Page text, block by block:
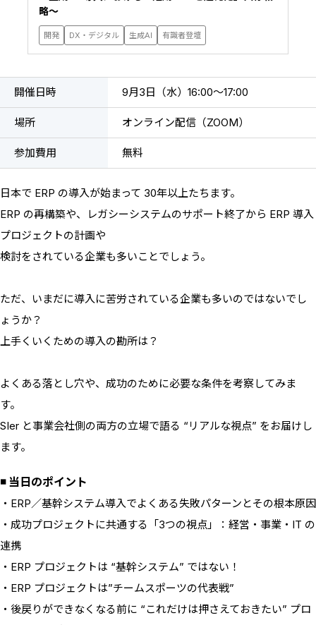
略〜
開発 DX・デジタル 生成AI 有識者登壇
開催日時 9月3日（水）16:00〜17:00
場所 オンライン配信（ZOOM）
参加費用 無料
日本で ERP の導入が始まって 30年以上たちます。
ERP の再構築や、レガシーシステムのサポート終了から ERP 導入
プロジェクトの計画や
検討をされている企業も多いことでしょう。
ただ、いまだに導入に苦労されている企業も多いのではないでし
ょうか？
上手くいくための導入の勘所は？
よくある落とし穴や、成功のために必要な条件を考察してみま
す。
SIer と事業会社側の両方の立場で語る “リアルな視点” をお届けし
ます。
◾️ 当日のポイント
・ERP／基幹システム導入でよくある失敗パターンとその根本原因
・成功プロジェクトに共通する「3つの視点」：経営・事業・IT の
連携
・ERP プロジェクトは “基幹システム” ではない！
・ERP プロジェクトは”チームスポーツの代表戦”
・後戻りができなくなる前に “これだけは押さえておきたい” プロ